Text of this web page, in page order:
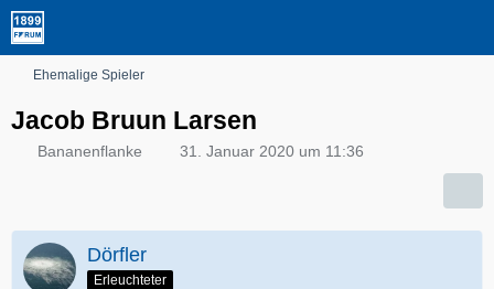
Ehemalige Spieler
Jacob Bruun Larsen
Bananenflanke 31. Januar 2020 um 11:36
Dörfler
Erleuchteter